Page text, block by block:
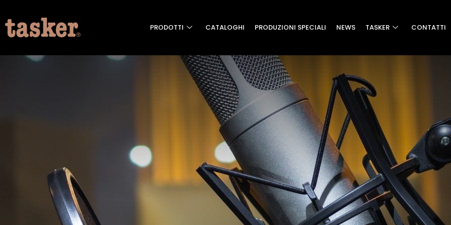
PRODOTTI CATALOGHI PRODUZIONI SPECIALI NEWS TASKER CONTATTI